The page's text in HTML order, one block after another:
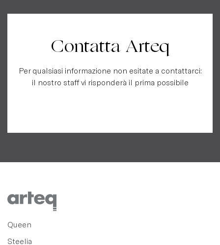
Contatta Arteq
Per qualsiasi informazione non esitate a contattarci:
il nostro staff vi risponderà il prima possibile
Queen
Steelia